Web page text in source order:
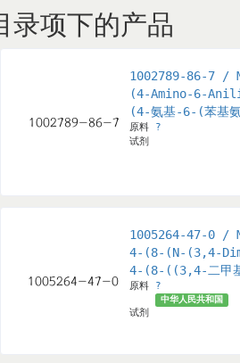
录项下的产品
1002789-86-7 /
(4-Amino-6-
(4-氨基-6-(苯基
原料 ?
试剂
1005264-47-0 /
4-(8-(N-(3,4-
4-(8-((3,4-二甲
原料 ?
试剂
中华人民共和国